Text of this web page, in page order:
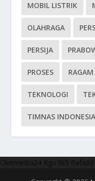
MOBIL LISTRIK
OLAHRAGA
PERSIJA
PROSES RAGAM
TEKNOLOGI
TIMNAS INDONESIA
Okemedia24 Rgo365 Rafa88